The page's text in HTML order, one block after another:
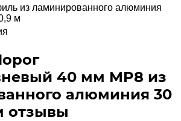
из ламинированного алюминия
м
40 мм MP8 из
алюминия 30
отзывы